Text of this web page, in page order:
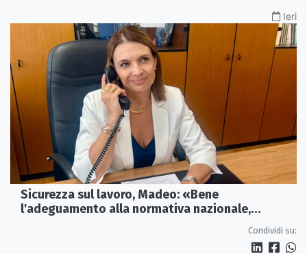
Ieri
Sicurezza sul lavoro, Madeo: «Bene
l'adeguamento alla normativa nazionale,
Condividi su: